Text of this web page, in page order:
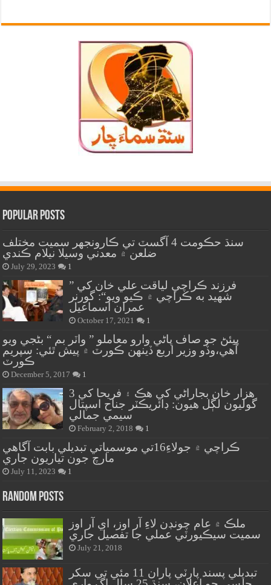
Popular Posts
سنڌ حڪومت 4 آگسٽ تي ڪارونجهر سميت مختلف
ضلعن ۾ معدني وسيلا نيلام ڪندي
July 29, 2023 1
” فرزند ڪراچي لياقت علي خان کي
شهيد به ڪراچي ۾ ڪيو ويو“: گورنر
عمران اسماعيل
October 17, 2021 1
پيئڻ جو صاف پاڻي وارو معاملو ” واٽر بم “ بڻجي ويو
آهي،وڏو وزير اربع ڏينهن ڪورٽ ۾ پيش ٿئي: سپريم
ڪورٽ
December 5, 2017 1
هزار خان بجاراڻي کي هڪ ۽ فريحا کي 3
گوليون لڳل هيون: ڊائريڪٽر جناح اسپتال
سيمي جمالي
February 2, 2018 1
ڪراچي ۾ جولاءِ16تي موسمياتي تبديلي بابت آگاهي
مارچ جون تياريون جاري
July 11, 2023 1
Random Posts
ملڪ ۾ عام چونڊن لاءِ آر اوز، اي آر اوز
سميت سيڪيورٽي عملي جا تفصيل جاري
July 21, 2018
تبديلي پسند پارٽي پاران 11 مئي تي سکر